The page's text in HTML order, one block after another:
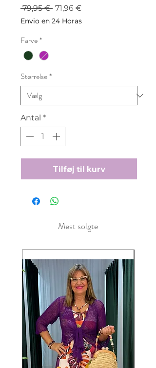
79,95 € Regulær
pris
71,96 €
Envio en 24 Horas
Farve*
Størrelse*
Antal *
Tilføj til kurv
Mest solgte